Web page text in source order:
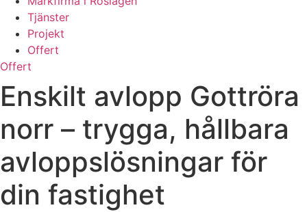
Tjänster
Projekt
Offert
Offert
Enskilt avlopp Gottröra
norr – trygga, hållbara
avloppslösningar för
din fastighet